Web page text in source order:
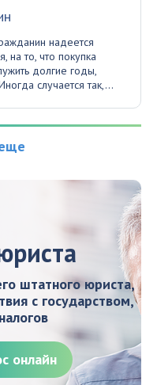
надеется
на то, что покупка
долгие годы,
случается так,...
штатного юриста,
с государством,
онлайн